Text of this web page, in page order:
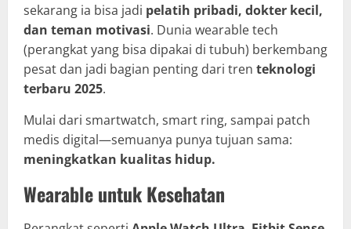
sekarang ia bisa jadi pelatih pribadi, dokter kecil,
dan teman motivasi. Dunia wearable tech
(perangkat yang bisa dipakai di tubuh) berkembang
pesat dan jadi bagian penting dari tren teknologi
terbaru 2025.
Mulai dari smartwatch, smart ring, sampai patch
medis digital—semuanya punya tujuan sama:
meningkatkan kualitas hidup.
Wearable untuk Kesehatan